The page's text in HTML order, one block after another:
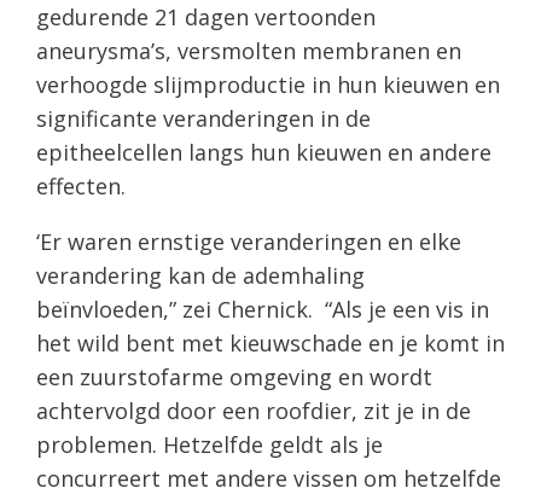
gedurende 21 dagen vertoonden
aneurysma’s, versmolten membranen en
verhoogde slijmproductie in hun kieuwen en
significante veranderingen in de
epitheelcellen langs hun kieuwen en andere
effecten.
‘Er waren ernstige veranderingen en elke
verandering kan de ademhaling
beïnvloeden,” zei Chernick. “Als je een vis in
het wild bent met kieuwschade en je komt in
een zuurstofarme omgeving en wordt
achtervolgd door een roofdier, zit je in de
problemen. Hetzelfde geldt als je
concurreert met andere vissen om hetzelfde